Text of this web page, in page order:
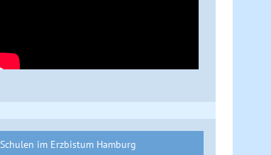
Schulen im Erzbistum Hamburg